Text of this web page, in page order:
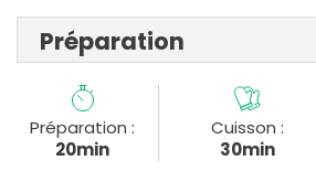
Préparation
Préparation :
20min
Cuisson :
30min